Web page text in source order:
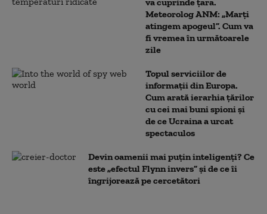
Meteorolog ANM: „Marți
atingem apogeul”. Cum va
fi vremea în următoarele
zile
Topul serviciilor de
informații din Europa.
Cum arată ierarhia țărilor
cu cei mai buni spioni și
de ce Ucraina a urcat
spectaculos
Devin oamenii mai puțin inteligenți? Ce
este „efectul Flynn invers” și de ce îi
îngrijorează pe cercetători